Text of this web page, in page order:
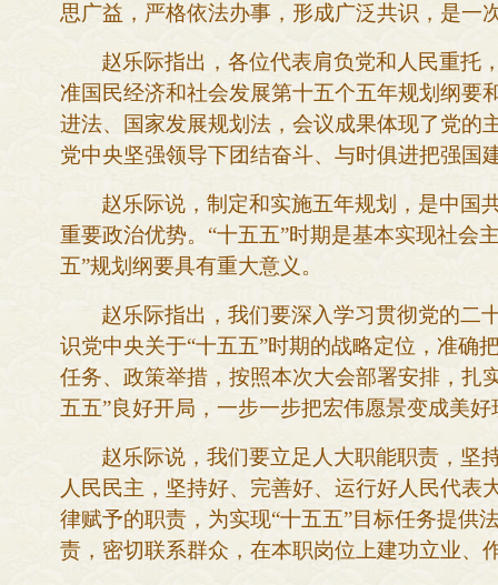
思广益，严格依法办事，形成广泛共识，是一
赵乐际指出，各位代表肩负党和人民重托
准国民经济和社会发展第十五个五年规划纲要
进法、国家发展规划法，会议成果体现了党的
党中央坚强领导下团结奋斗、与时俱进把强国
赵乐际说，制定和实施五年规划，是中国
重要政治优势。 “十五五”时期是基本实现社会
五”规划纲要具有重大意义。
赵乐际指出，我们要深入学习贯彻党的二
识党中央关于“十五五”时期的战略定位，准确
任务、政策举措，按照本次大会部署安排，扎
五五”良好开局，一步一步把宏伟愿景变成美好
赵乐际说，我们要立足人大职能职责，坚
人民民主，坚持好、完善好、运行好人民代
律赋予的职责，为实现“十五五”目标任务提供
责，密切联系群众，在本职岗位上建功立业、